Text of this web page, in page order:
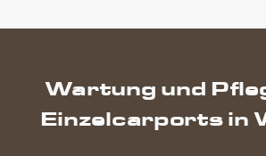
Wartung und
Einzelcarports in